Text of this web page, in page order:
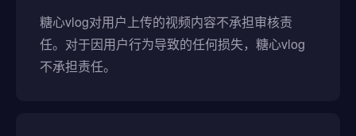
糖心vlog对用户上传的视频内容不承担审核责
任。对于因用户行为导致的任何损失，糖心vlog
不承担责任。